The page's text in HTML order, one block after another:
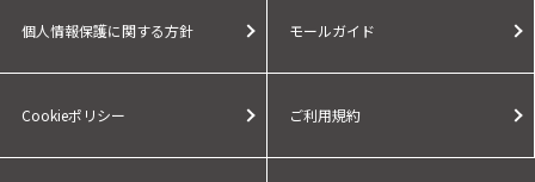
個人情報保護に関する方針 モールガイド
Cookieポリシー ご利用規約